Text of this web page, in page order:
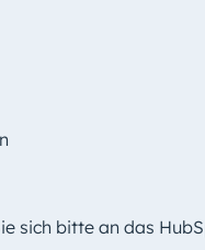
sich bitte an das